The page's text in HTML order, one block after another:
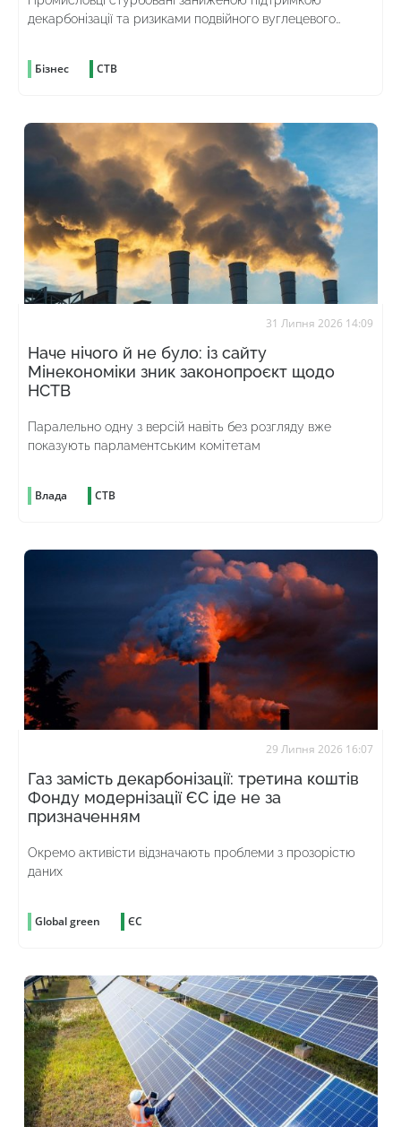
декарбонізації та ризиками подвійного вуглецевого
Бізнес СТВ
31 Липня 2026 14:09
Наче нічого й не було: із сайту
Мінекономіки зник законопроєкт щодо
НСТВ
Паралельно одну з версій навіть без розгляду вже
показують парламентським комітетам
Влада СТВ
29 Липня 2026 16:07
Газ замість декарбонізації: третина коштів
Фонду модернізації ЄС іде не за
призначенням
Окремо активісти відзначають проблеми з прозорістю
даних
Global green ЄС